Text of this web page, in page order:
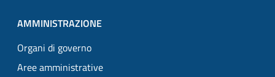
AMMINISTRAZIONE
Organi di governo
Aree amministrative